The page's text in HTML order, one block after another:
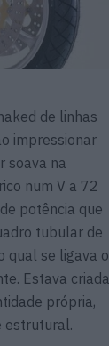
de linhas
impressionar
soava na
num V a 72
potência que
tubular de
qual se ligava o
Estava criada
própria,
estrutural.